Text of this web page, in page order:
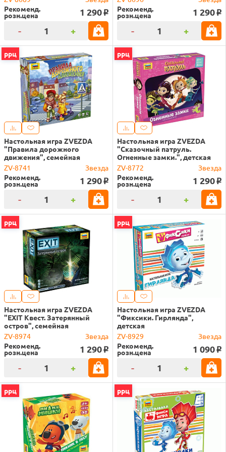
Рекоменд.
розн.цена 1 290 o
- +
Рекоменд.
розн.цена 1 290 o
- +
ррц
Настольная игра ZVEZDA
"Правила дорожного
движения", семейная
ZV-8741
Звезда
Рекоменд.
розн.цена 1 290 o
- +
ррц
Настольная игра ZVEZDA
"Сказочный патруль.
Огненные замки.", детская
ZV-8772
Звезда
Рекоменд.
розн.цена 1 290 o
- +
ррц
Настольная игра ZVEZDA
"EXIT Квест. Затерянный
остров", семейная
ZV-8974
Звезда
Рекоменд.
розн.цена 1 290 o
- +
ррц
Настольная игра ZVEZDA
"Фиксики. Гирлянда",
детская
ZV-8929
Звезда
Рекоменд.
розн.цена 1 090 o
- +
ррц ррц